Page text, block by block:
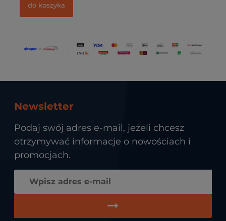
do koszyka
Newsletter
Podaj swój adres e-mail, jeżeli chcesz
otrzymywać informacje o nowościach i
promocjach.